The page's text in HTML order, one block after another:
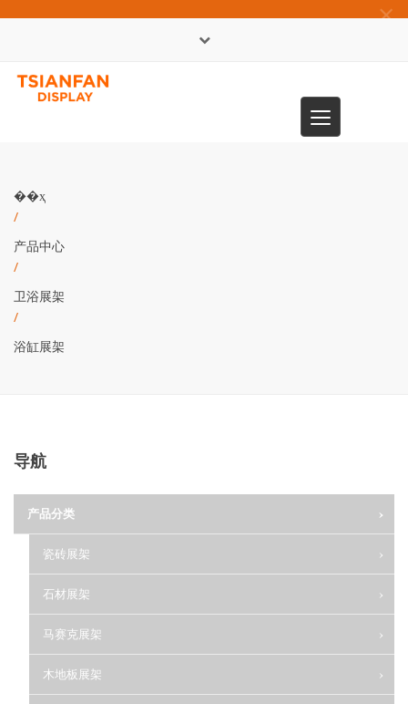
×
Toggle
navigation
��ҳ
/
产品中心
/
卫浴展架
/
浴缸展架
导航
产品分类
瓷砖展架
石材展架
马赛克展架
木地板展架